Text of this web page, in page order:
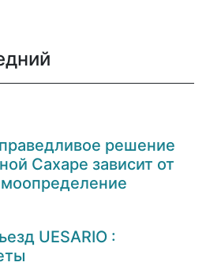
решение
Сахаре зависит от
UESARIO :